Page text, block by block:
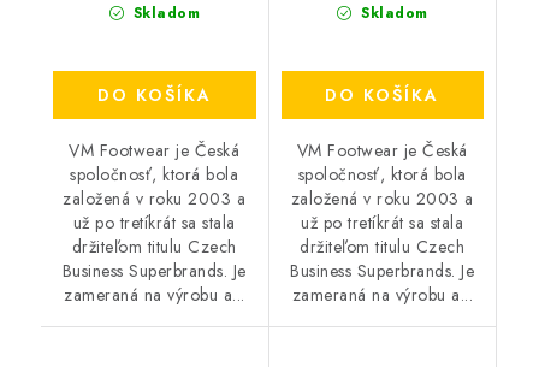
Skladom
DO KOŠÍKA
VM Footwear je Česká
spoločnosť, ktorá bola
založená v roku 2003 a
už po tretíkrát sa stala
držiteľom titulu Czech
Business Superbrands. Je
zameraná na výrobu a...
Skladom
DO KOŠÍKA
VM Footwear je Česká
spoločnosť, ktorá bola
založená v roku 2003 a
už po tretíkrát sa stala
držiteľom titulu Czech
Business Superbrands. Je
zameraná na výrobu a...